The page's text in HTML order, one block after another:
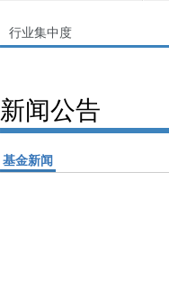
行业集中度
新闻公告
基金新闻